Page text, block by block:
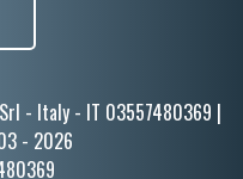
- Italy - IT 03557480369 |
- 2026